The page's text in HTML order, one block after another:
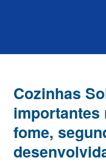
Cozinhas
importantes
fome,